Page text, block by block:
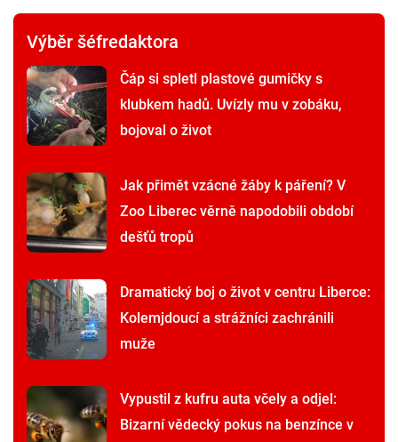
Výběr šéfredaktora
Čáp si spletl plastové gumičky s
klubkem hadů. Uvízly mu v zobáku,
bojoval o život
Jak přimět vzácné žáby k páření? V
Zoo Liberec věrně napodobili období
dešťů tropů
Dramatický boj o život v centru Liberce:
Kolemjdoucí a strážníci zachránili
muže
Vypustil z kufru auta včely a odjel:
Bizarní vědecký pokus na benzínce v